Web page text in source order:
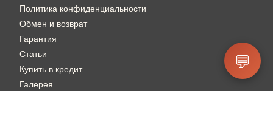
Политика конфиденциальности
Обмен и возврат
Гарантия
Статьи
Купить в кредит
Галерея
💬